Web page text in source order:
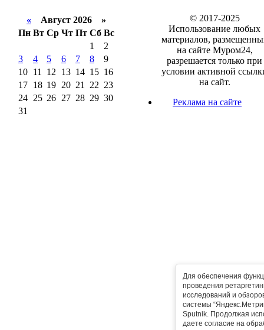
Для обеспечения
проведения
исследований и
системы
Sputnik. Продолжая
даете согласие на
« Август 2026 »
Пн Вт Ср Чт Пт Сб Вс
1
2
3
4 5 6 7 8
9
10 11 12 13 14 15 16
17 18 19 20 21 22 23
24 25 26 27 28 29 30
31
© 2017-2025
Использование любых
материалов,
на сайте Муром24,
разрешается только при
условии активной
на сайт.
Реклама на сайте